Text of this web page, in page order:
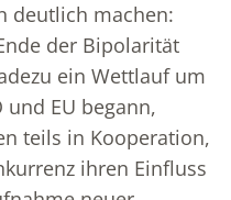
deutlich machen:
der Bipolarität
ein Wettlauf um
EU begann,
teils in Kooperation,
ihren Einfluss